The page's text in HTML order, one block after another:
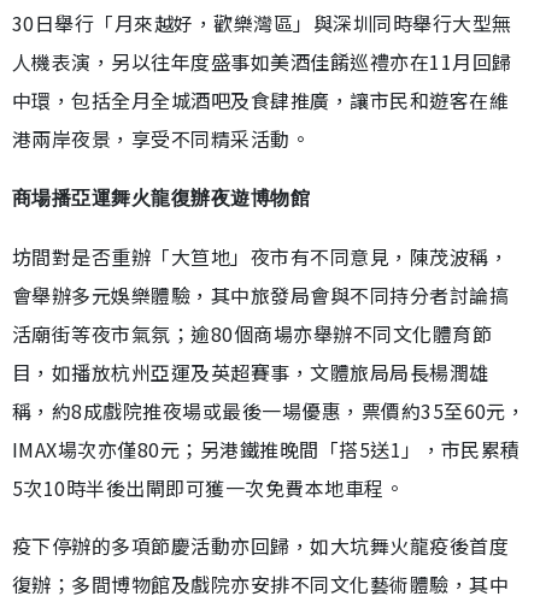
30日舉行「月來越好，歡樂灣區」與深圳同時舉行大型無
人機表演，另以往年度盛事如美酒佳餚巡禮亦在11月回歸
中環，包括全月全城酒吧及食肆推廣，讓市民和遊客在維
港兩岸夜景，享受不同精采活動。
商場播亞運舞火龍復辦夜遊博物館
坊間對是否重辦「大笪地」夜市有不同意見，陳茂波稱，
會舉辦多元娛樂體驗，其中旅發局會與不同持分者討論搞
活廟街等夜市氣氛；逾80個商場亦舉辦不同文化體育節
目，如播放杭州亞運及英超賽事，文體旅局局長楊潤雄
稱，約8成戲院推夜場或最後一場優惠，票價約35至60元，
IMAX場次亦僅80元；另港鐵推晚間「搭5送1」，市民累積
5次10時半後出閘即可獲一次免費本地車程。
疫下停辦的多項節慶活動亦回歸，如大坑舞火龍疫後首度
復辦；多間博物館及戲院亦安排不同文化藝術體驗，其中